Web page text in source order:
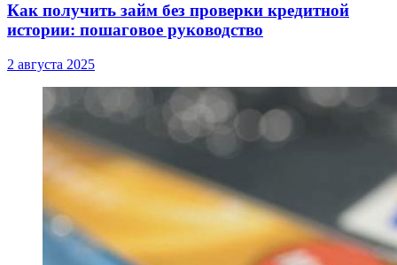
Как получить займ без проверки кредитной
истории: пошаговое руководство
2 августа 2025